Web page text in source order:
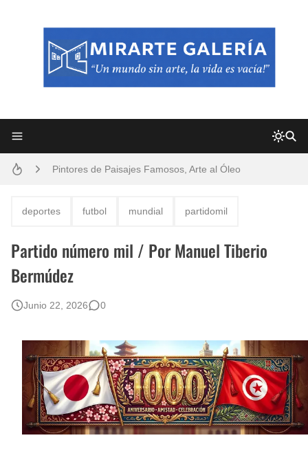
Pintores de Paisajes Famosos, Arte al Óleo
Fotos Artísticas de las Actrices de Hollywood Más Bellas del Mundo
Que significan los cuadros de negras africanas?
El mundo del arte en pintura surrealista
deportes futbol mundial partidomil
Partido número mil / Por Manuel Tiberio
Bermúdez
Junio 22, 2026 0